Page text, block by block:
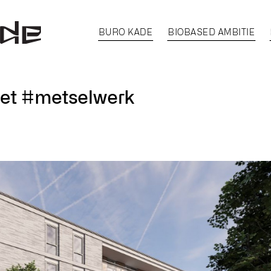
BURO KADE BIOBASED AMBITIE
#metselwerk